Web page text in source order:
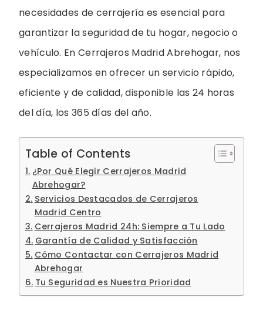
necesidades de cerrajería es esencial para
garantizar la seguridad de tu hogar, negocio o
vehículo. En Cerrajeros Madrid Abrehogar, nos
especializamos en ofrecer un servicio rápido,
eficiente y de calidad, disponible las 24 horas
del día, los 365 días del año.
Table of Contents
¿Por Qué Elegir Cerrajeros Madrid
Abrehogar?
Servicios Destacados de Cerrajeros
Madrid Centro
Cerrajeros Madrid 24h: Siempre a Tu Lado
Garantía de Calidad y Satisfacción
Cómo Contactar con Cerrajeros Madrid
Abrehogar
Tu Seguridad es Nuestra Prioridad